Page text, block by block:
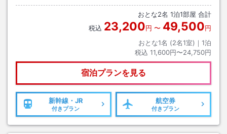
おとな2名 1泊1部屋 合計
税込 23,200円 〜 49,500円
おとな1名 (2名1室)｜ 1泊
税込 11,600円〜24,750円
宿泊プランを見る
新幹線・JR
付きプラン
航空券
付きプラン